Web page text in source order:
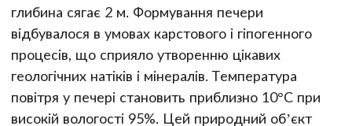
глибина сягає 2 м. Формування печери
відбувалося в умовах карстового і гіпогенного
процесів, що сприяло утворенню цікавих
геологічних натіків і мінералів. Температура
повітря у печері становить приблизно 10°C при
високій вологості 95%. Цей природний об’єкт